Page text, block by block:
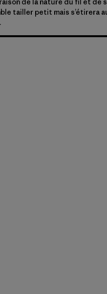
tailler petit mais s’étirera